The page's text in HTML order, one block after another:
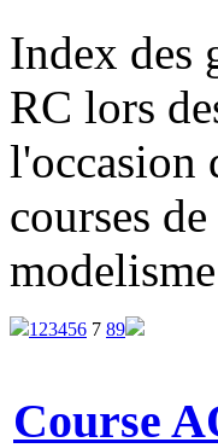
Index des
RC lors
l'occasion
courses
1 23456 7 89
Course